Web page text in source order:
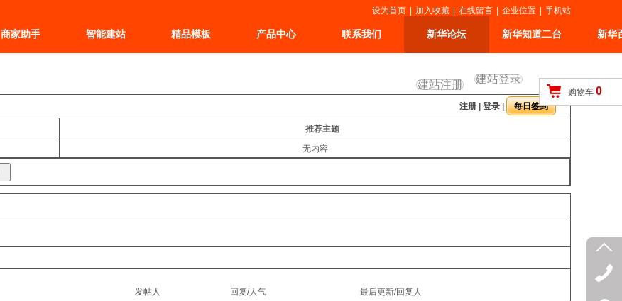
建站注册 建站登录
购物车 0
商家助手 智能建站 精品模板 产品中心 联系我们 新华论坛 新华知道二台 新华
设为首页 加入收藏 在线留言 企业位置 手机站
注册 登录
推荐主题
无内容
发帖人 回复/人气 最后更新/回复人